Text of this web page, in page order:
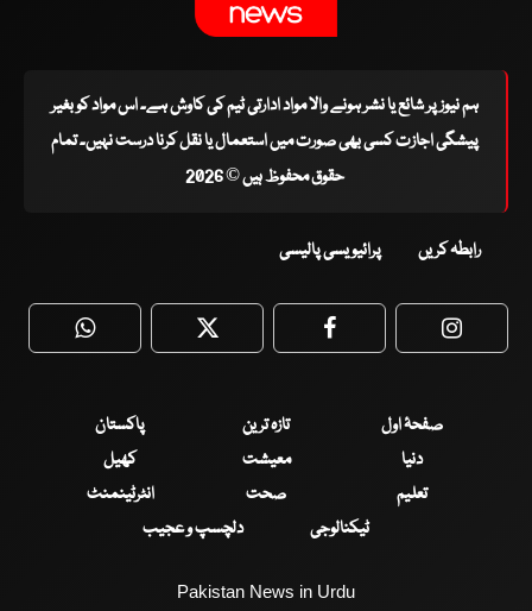
ہم نیوز پر شائع یا نشر ہونے والا مواد ادارتی ٹیم کی کاوش ہے۔ اس مواد کو بغیر
پیشگی اجازت کسی بھی صورت میں استعمال یا نقل کرنا درست نہیں۔ تمام
حقوق محفوظ ہیں © 2026
رابطہ کریں پرائیویسی پالیسی
WhatsApp Twitter Facebook
صفحۂ اول تازہ ترین
پاکستان
دنیا
معیشت
کھیل
تعلیم
صحت
انٹرٹینمنٹ
ٹیکنالوجی
دلچسپ و عجیب
Pakistan News in Urdu